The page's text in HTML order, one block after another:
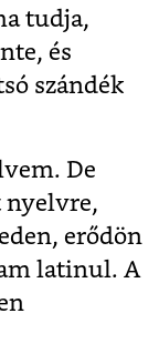
tudja,
és
szándék
De
nyelvre,
erődön
latinul. A